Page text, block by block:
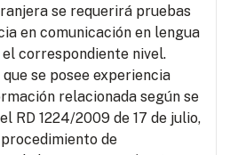
se requerirá pruebas
en comunicación en lengua
correspondiente nivel.
se posee experiencia
relacionada según se
RD 1224/2009 de 17 de julio,
de